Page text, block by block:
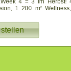
4 = 3 im Herbst!
1 200 m²